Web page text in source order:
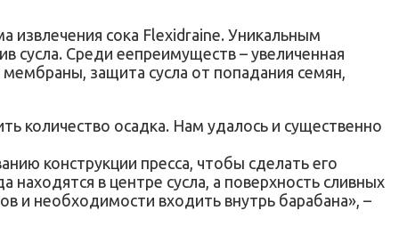
извлечения сока Flexidraine. Уникальным
сусла. Среди еепреимуществ – увеличенная
защита сусла от попадания семян,
количество осадка. Нам удалось и существенно
конструкции пресса, чтобы сделать его
в центре сусла, а поверхность сливных
и необходимости входить внутрь барабана», –